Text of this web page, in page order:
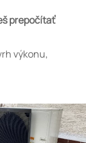
prepočítať
výkonu,